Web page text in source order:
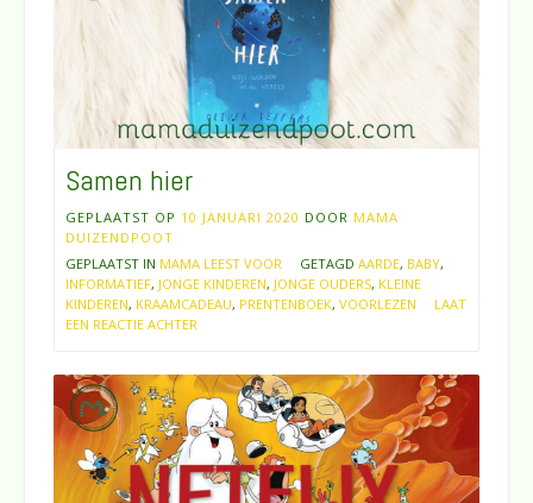
Samen hier
GEPLAATST OP 10 JANUARI 2020 DOOR MAMA
DUIZENDPOOT
GEPLAATST IN MAMA LEEST VOOR GETAGD AARDE, BABY,
INFORMATIEF, JONGE KINDEREN, JONGE OUDERS, KLEINE
KINDEREN, KRAAMCADEAU, PRENTENBOEK, VOORLEZEN
LAAT
EEN REACTIE ACHTER